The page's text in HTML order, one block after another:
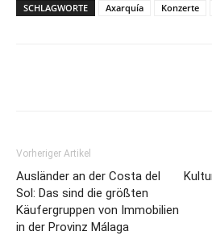
SCHLAGWORTE Axarquía Konzerte
Vorheriger Artikel
Ausländer an der Costa del
Sol: Das sind die größten
Käufergruppen von Immobilien
in der Provinz Málaga